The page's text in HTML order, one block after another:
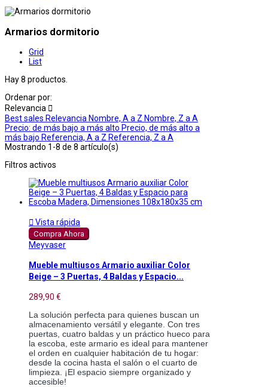
Armarios dormitorio
Grid
List
Hay 8 productos.
Ordenar por:
Relevancia 
Best sales Relevancia Nombre, A a Z Nombre, Z a A
Precio: de más bajo a más alto Precio, de más alto a
más bajo Referencia, A a Z Referencia, Z a A
Mostrando 1-8 de 8 artículo(s)
Filtros activos
 Vista rápida
Compra Ahora
Meyvaser
Mueble multiusos Armario auxiliar Color
Beige – 3 Puertas, 4 Baldas y Espacio...
289,90 €
La solución perfecta para quienes buscan un
almacenamiento versátil y elegante. Con tres
puertas, cuatro baldas y un práctico hueco para
la escoba, este armario es ideal para mantener
el orden en cualquier habitación de tu hogar:
desde la cocina hasta el salón o el cuarto de
limpieza. ¡El espacio siempre organizado y
accesible!